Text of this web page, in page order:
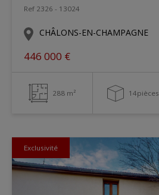
Ref 2326 - 13024
CHÂLONS-EN-CHAMPAGNE
446 000 €
288 m² 14pièces
Exclusivité